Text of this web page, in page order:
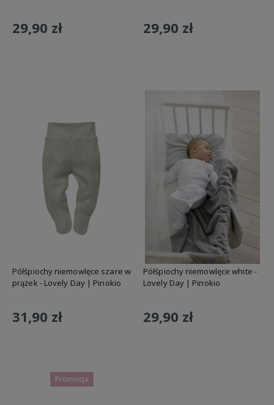
29,90 zł 29,90 zł
Półśpiochy niemowlęce szare w
prążek - Lovely Day | Pinokio
31,90 zł
Półśpiochy niemowlęce white -
Lovely Day | Pinokio
29,90 zł
Promocja